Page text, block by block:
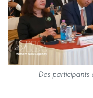
Des participants